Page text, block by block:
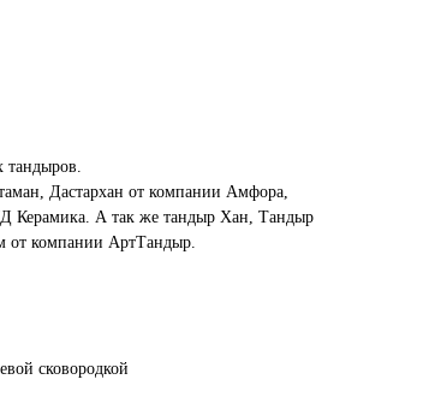
тандыров.
Дастархан от компании Амфора,
Керамика. А так же тандыр Хан, Тандыр
от компании АртТандыр.
сковородкой